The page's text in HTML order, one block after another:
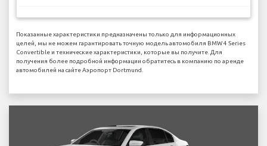
Показанные характеристики предназначены только для информационных
целей, мы не можем гарантировать точную модель автомобиля BMW 4 Series
Convertible и технические характеристики, которые вы получите. Для
получения более подробной информации обратитесь в компанию по аренде
автомобилей на сайте Аэропорт Dortmund.